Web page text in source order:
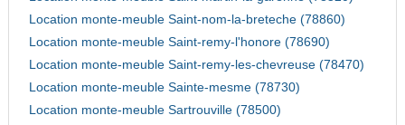
Location monte-meuble Saint-nom-la-breteche (78860)
Location monte-meuble Saint-remy-l'honore (78690)
Location monte-meuble Saint-remy-les-chevreuse (78470)
Location monte-meuble Sainte-mesme (78730)
Location monte-meuble Sartrouville (78500)